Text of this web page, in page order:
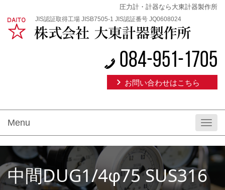
圧力計・計器なら大東計器製作所
JIS認証取得工場 JISB7505-1 JIS認証番号 JQ0608024
084-951-1705
お問い合わせはこちら
Menu
中間DUG1/4φ75 SUS316